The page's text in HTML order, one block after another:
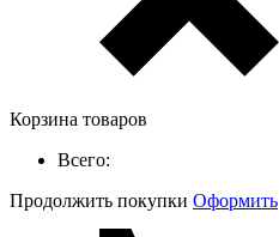
Корзина товаров
Всего:
Продолжить покупки Оформить